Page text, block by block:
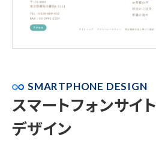
SMARTPHONE DESIGN
スマートフォンサイト
デザイン